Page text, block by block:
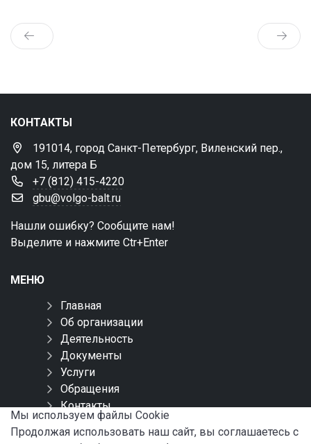
КОНТАКТЫ
191014, город Санкт-Петербург, Виленский пер.,
дом 15, литера Б
+7 (812) 415-4220
gbu@volgo-balt.ru
Нашли ошибку? Сообщите нам!
Выделите и нажмите Ctr+Enter
МЕНЮ
Главная
Об организации
Деятельность
Документы
Услуги
Обращения
Контакты
Карта сайта
Мы используем файлы Сookie
Продолжая использовать наш сайт, вы соглашаетесь с